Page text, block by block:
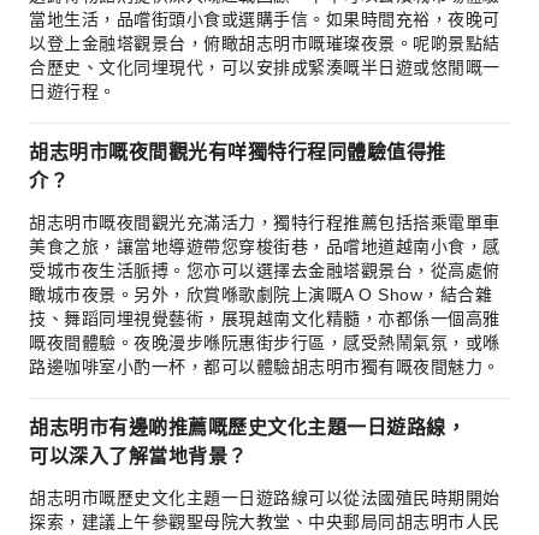
當地生活，品嚐街頭小食或選購手信。如果時間充裕，夜晚可
以登上金融塔觀景台，俯瞰胡志明市嘅璀璨夜景。呢啲景點結
合歷史、文化同埋現代，可以安排成緊湊嘅半日遊或悠閒嘅一
日遊行程。
胡志明市嘅夜間觀光有咩獨特行程同體驗值得推
介？
胡志明市嘅夜間觀光充滿活力，獨特行程推薦包括搭乘電單車
美食之旅，讓當地導遊帶您穿梭街巷，品嚐地道越南小食，感
受城市夜生活脈搏。您亦可以選擇去金融塔觀景台，從高處俯
瞰城市夜景。另外，欣賞喺歌劇院上演嘅A O Show，結合雜
技、舞蹈同埋視覺藝術，展現越南文化精髓，亦都係一個高雅
嘅夜間體驗。夜晚漫步喺阮惠街步行區，感受熱鬧氣氛，或喺
路邊咖啡室小酌一杯，都可以體驗胡志明市獨有嘅夜間魅力。
胡志明市有邊啲推薦嘅歷史文化主題一日遊路線，
可以深入了解當地背景？
胡志明市嘅歷史文化主題一日遊路線可以從法國殖民時期開始
探索，建議上午參觀聖母院大教堂、中央郵局同胡志明市人民